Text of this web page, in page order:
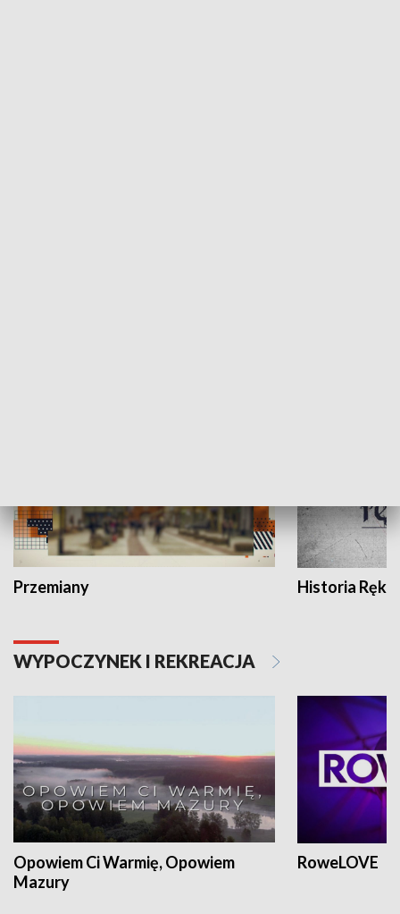
Przemiany Historia Ręką
WYPOCZYNEK I REKREACJA
Opowiem Ci Warmię, Opowiem
Mazury
RoweLOVE